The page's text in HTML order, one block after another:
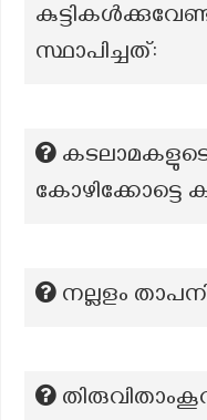
സ്ഥാപിച്ചത്:
കോഴിക്കോട്ടെ
നല്ലളം